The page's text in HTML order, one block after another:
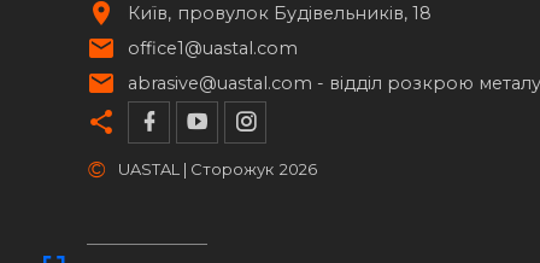
Київ
провулок Будівельників, 18
office1@uastal.com
abrasive@uastal.com - відділ розкрою металу
© UASTAL | Сторожук 2026